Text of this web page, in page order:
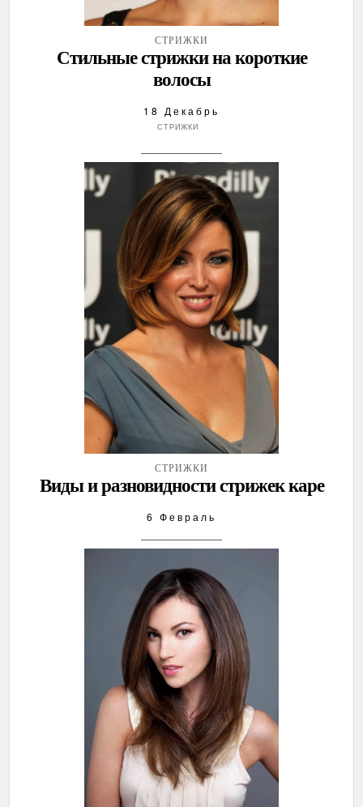
СТРИЖКИ
Стильные стрижки на короткие
волосы
18 Декабрь
СТРИЖКИ
СТРИЖКИ
Виды и разновидности стрижек каре
6 Февраль